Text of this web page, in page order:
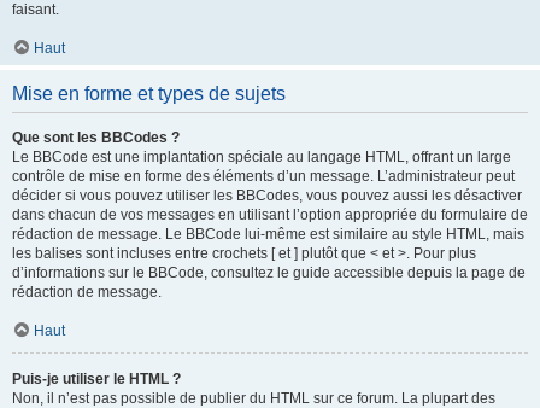
faisant.
Haut
Mise en forme et types de sujets
Que sont les BBCodes ?
Le BBCode est une implantation spéciale au langage HTML, offrant un large
contrôle de mise en forme des éléments d’un message. L’administrateur peut
décider si vous pouvez utiliser les BBCodes, vous pouvez aussi les désactiver
dans chacun de vos messages en utilisant l’option appropriée du formulaire de
rédaction de message. Le BBCode lui-même est similaire au style HTML, mais
les balises sont incluses entre crochets [ et ] plutôt que < et >. Pour plus
d’informations sur le BBCode, consultez le guide accessible depuis la page de
rédaction de message.
Haut
Puis-je utiliser le HTML ?
Non, il n’est pas possible de publier du HTML sur ce forum. La plupart des